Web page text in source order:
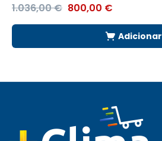
1.036,00€ 800,00 €
Adicionar